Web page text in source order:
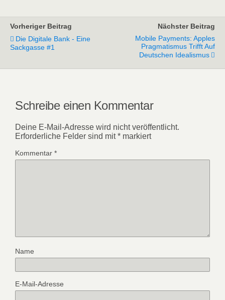
Vorheriger Beitrag
Die Digitale Bank - Eine
Sackgasse #1
Nächster Beitrag
Mobile Payments: Apples
Pragmatismus Trifft Auf
Deutschen Idealismus
Schreibe einen Kommentar
Deine E-Mail-Adresse wird nicht veröffentlicht.
Erforderliche Felder sind mit* markiert
Kommentar *
Name
E-Mail-Adresse